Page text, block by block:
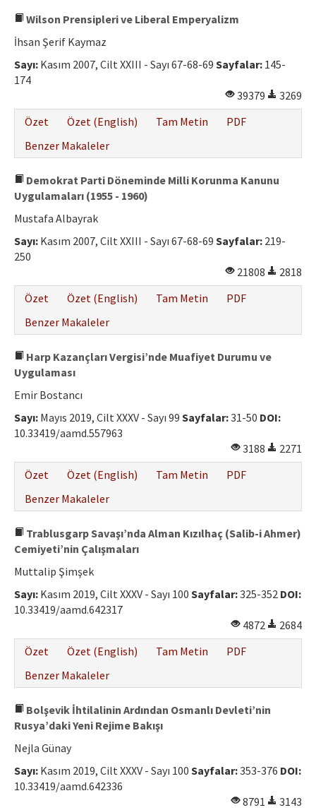
Wilson Prensipleri ve Liberal Emperyalizm
İhsan Şerif Kaymaz
Sayı: Kasım 2007, Cilt XXIII - Sayı 67-68-69 Sayfalar: 145-
174
39379
3269
Özet
Özet (English) Tam Metin
PDF
Benzer Makaleler
Demokrat Parti Döneminde Milli Korunma Kanunu
Uygulamaları (1955 - 1960)
Mustafa Albayrak
Sayı: Kasım 2007, Cilt XXIII - Sayı 67-68-69 Sayfalar: 219-
250
21808
2818
Özet
Özet (English) Tam Metin
PDF
Benzer Makaleler
Harp Kazançları Vergisi’nde Muafiyet Durumu ve
Uygulaması
Emir Bostancı
Sayı: Mayıs 2019, Cilt XXXV - Sayı 99 Sayfalar:31-50 DOI:
10.33419/aamd.557963
3188
2271
Özet
Özet (English) Tam Metin
PDF
Benzer Makaleler
Trablusgarp Savaşı’nda Alman Kızılhaç (Salib-i Ahmer)
Cemiyeti’nin Çalışmaları
Muttalip Şimşek
Sayı: Kasım 2019, Cilt XXXV - Sayı 100 Sayfalar:325-352 DOI:
10.33419/aamd.642317
4872
2684
Özet
Özet (English) Tam Metin
PDF
Benzer Makaleler
Bolşevik İhtilalinin Ardından Osmanlı Devleti’nin
Rusya’daki Yeni Rejime Bakışı
Nejla Günay
Sayı: Kasım 2019, Cilt XXXV - Sayı 100 Sayfalar:353-376 DOI:
10.33419/aamd.642336
8791
3143